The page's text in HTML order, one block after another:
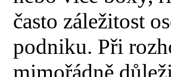
často záležitost
podniku. Při
mimořádně